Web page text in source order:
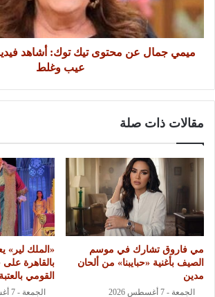
ميمي جمال عن محتوى تيك توك: أشاهد
عيب وغلط
مقالات ذات صلة
مي فاروق تشارك في موسم
الصيف بأغنية «حبايبنا» من ألحان
مدين
الجمعة - 7 أغسطس 2026
«الملك لير»
بالقاهرة
القومي بالعتبة
الجمعة - 7 أغسطس 2026